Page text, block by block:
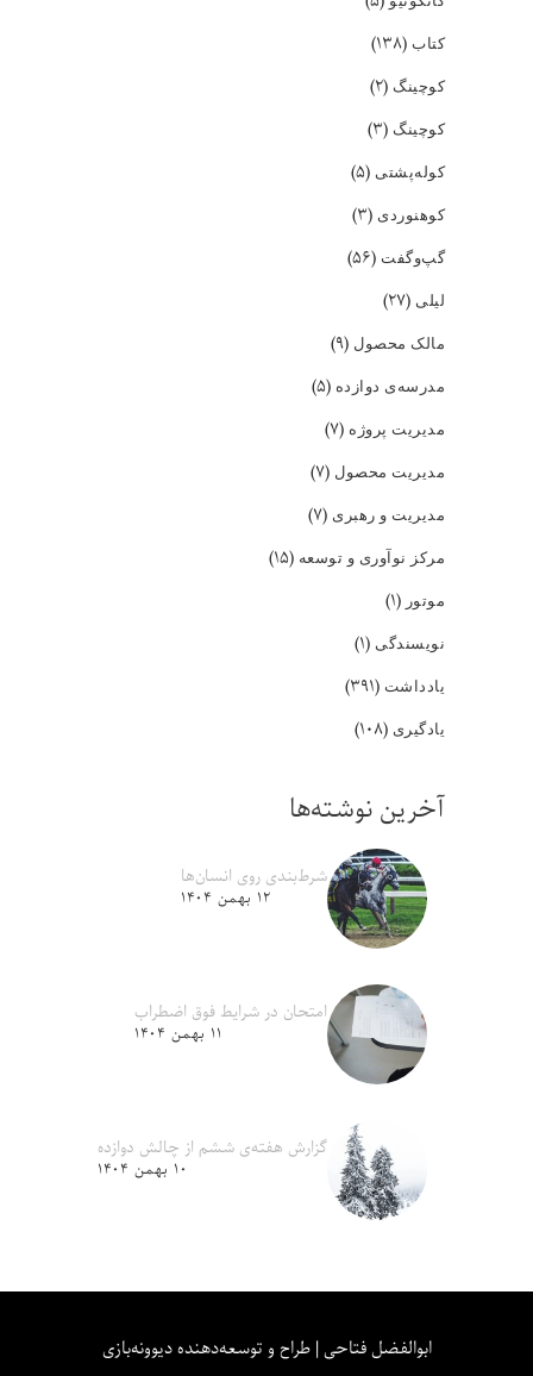
کتاب (۱۳۸)
کوچینگ (۲)
کوچینگ (۳)
کوله‌پشتی (۵)
کوهنوردی (۳)
گپ‌و‌گفت (۵۶)
لیلی (۲۷)
مالک محصول (۹)
مدرسه‌ی دوازده (۵)
مدیریت پروژه (۷)
مدیریت محصول (۷)
مدیریت و رهبری (۷)
مرکز نوآوری و توسعه (۱۵)
موتور (۱)
نویسندگی (۱)
یادداشت (۳۹۱)
یادگیری (۱۰۸)
آخرین نوشته‌ها
شرط‌بندی روی انسان‌ها
۱۲ بهمن ۱۴۰۴
امتحان در شرایط فوق اضطراب
۱۱ بهمن ۱۴۰۴
گزارش هفته‌ی ششم از چالش دوازده
۱۰ بهمن ۱۴۰۴
ابوالفضل فتاحی | طراح و توسعه‌دهنده دیوونه‌بازی